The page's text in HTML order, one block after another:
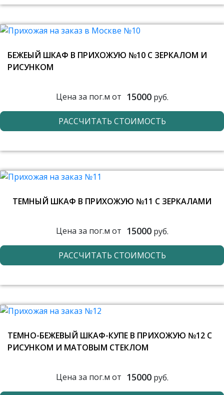
БЕЖЕЫЙ ШКАФ В ПРИХОЖУЮ №10 С ЗЕРКАЛОМ И
РИСУНКОМ
Цена за пог.м от 15000руб.
РАССЧИТАТЬ СТОИМОСТЬ
ТЕМНЫЙ ШКАФ В ПРИХОЖУЮ №11 С ЗЕРКАЛАМИ
Цена за пог.м от 15000руб.
РАССЧИТАТЬ СТОИМОСТЬ
ТЕМНО-БЕЖЕВЫЙ ШКАФ-КУПЕ В ПРИХОЖУЮ №12 С
РИСУНКОМ И МАТОВЫМ СТЕКЛОМ
Цена за пог.м от 15000руб.